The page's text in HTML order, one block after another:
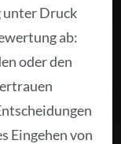
unter Druck
ab:
oder den
Eingehen von